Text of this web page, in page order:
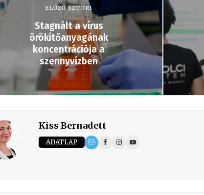
ELŐZŐ SZTORI
Stagnált a vírus
örökítőanyagának
koncentrációja a
szennyvízben
Kiss Bernadett
ADATLAP